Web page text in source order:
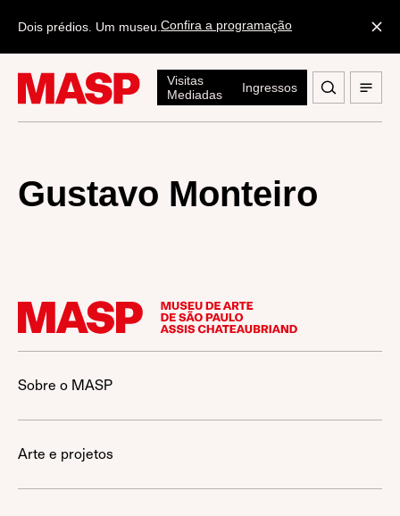
Dois prédios. Um museu. Confira a programação
Visitas
Mediadas
Ingressos
Gustavo Monteiro
Sobre o MASP
Arte e projetos